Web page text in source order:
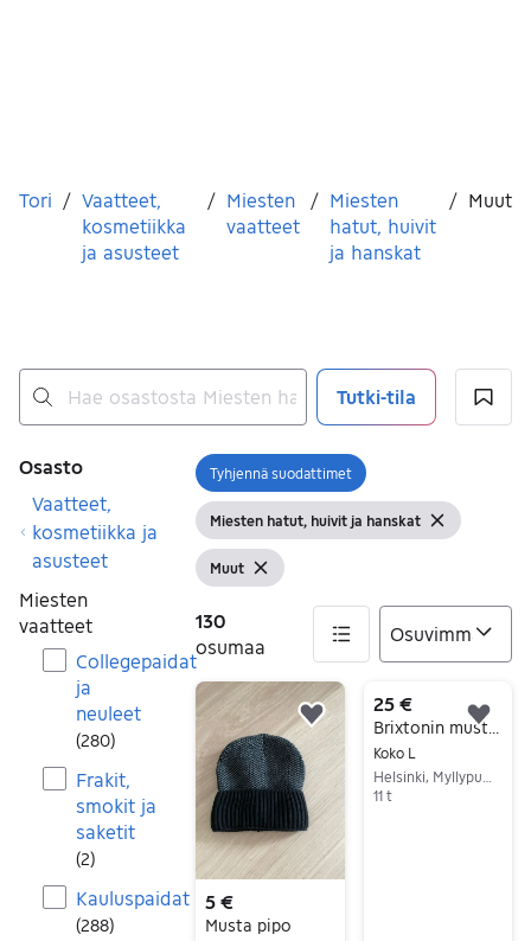
Olet tässä
Tori / Vaatteet,
kosmetiikka
ja asusteet
/ Miesten
vaatteet
/ Miesten
hatut, huivit
ja hanskat
/ Muut
Tutki-tila
Suodattimet
Osasto
Vaatteet,
kosmetiikka ja
asusteet
Miesten
vaatteet
Collegepaidat
ja
neuleet
(280)
Frakit,
smokit ja
saketit
(2)
Kauluspaidat
(288)
Avaa suodatin
Tyhjennä suodattimet
Näytä suodattimet
Miesten hatut, huivit ja hanskat Tyhjennä
Näytä suodattimet
Muut Tyhjennä suodatin
130
osumaa
130 tulos(ta)
5 €
Musta pipo
Lisää suosikiksi.
25 €
Koko L
11 t